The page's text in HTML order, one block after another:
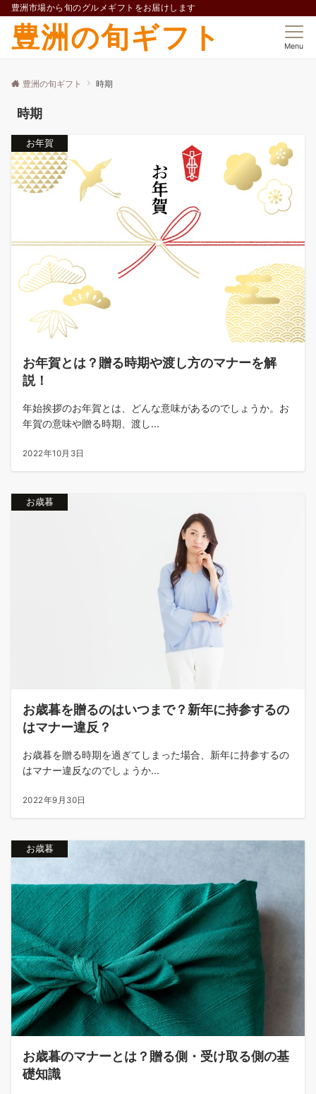
豊洲市場から旬のグルメギフトをお届けします
豊洲の旬ギフト Menu
豊洲の旬ギフト 時期
時期
お年賀
お年賀とは？贈る時期や渡し方のマナーを解
説！
年始挨拶のお年賀とは、どんな意味があるのでしょうか。お
年賀の意味や贈る時期、渡し...
2022年10月3日
お歳暮
お歳暮を贈るのはいつまで？新年に持参するの
はマナー違反？
お歳暮を贈る時期を過ぎてしまった場合、新年に持参するの
はマナー違反なのでしょうか...
2022年9月30日
お歳暮
お歳暮のマナーとは？贈る側・受け取る側の基
礎知識